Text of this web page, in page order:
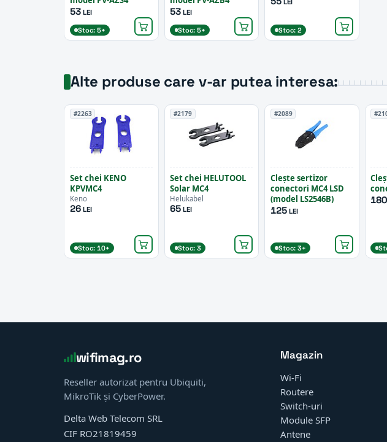
53LEI
Stoc: 5+
53 LEI
Stoc: 5+
LEI
Stoc: 2
Alte produse care v-ar putea interesa:
#2263
Set chei KENO
KPVMC4
Keno
26LEI
Stoc: 10+
#2179
Set chei HELUTOOL
Solar MC4
Helukabel
65 LEI
Stoc: 3
#2089
Clește sertizor
conectori MC4 LSD
(model LS2546B)
125LEI
Stoc: 3+
180
wifimag.ro
Reseller autorizat pentru Ubiquiti,
MikroTik și CyberPower.
Delta Web Telecom SRL
CIF RO21819459
Magazin
Wi-Fi
Routere
Switch-uri
Module SFP
Antene